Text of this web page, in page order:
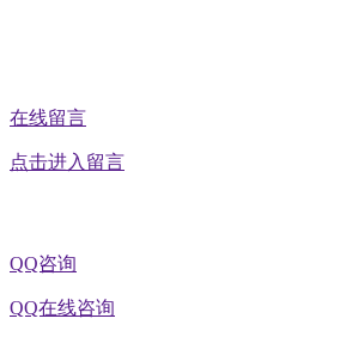
在线留言
点击进入留言
QQ咨询
QQ在线咨询